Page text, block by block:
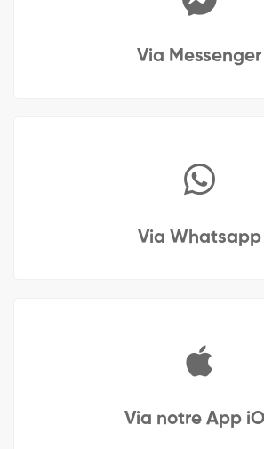
Via Messenger
Via Whatsapp
Via notre App